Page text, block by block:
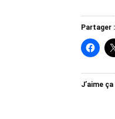
Partager :
J’aime ça